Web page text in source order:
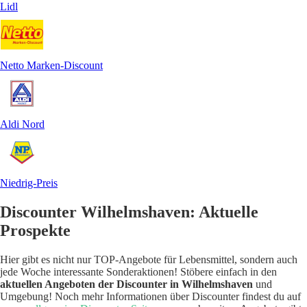
Lidl
Netto Marken-Discount
Aldi Nord
Niedrig-Preis
Discounter Wilhelmshaven: Aktuelle
Prospekte
Hier gibt es nicht nur TOP-Angebote für Lebensmittel, sondern auch
jede Woche interessante Sonderaktionen! Stöbere einfach in den
aktuellen Angeboten der Discounter in Wilhelmshaven und
Umgebung! Noch mehr Informationen über Discounter findest du auf